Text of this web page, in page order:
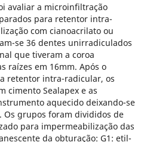
avaliar a microinfiltração
para retentor intra-
com cianoacrilato ou
se 36 dentes unirradiculados
que tiveram a coroa
raízes em 16mm. Após o
retentor intra-radicular, os
cimento Sealapex e as
aquecido deixando-se
Os grupos foram divididos de
para impermeabilização das
da obturação: G1: etil-